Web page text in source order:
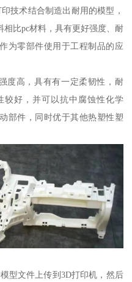
技术结合制造出耐用的模型，
比pc材料，具有更好强度、耐
为零部件使用于工程制品的应
度高，具有有一定柔韧性，耐
好，并可以抗中腐蚀性化学
部件，同时优于其他热塑性塑
型文件上传到3D打印机，然后